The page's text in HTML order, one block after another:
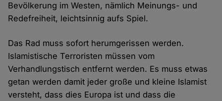
Bevölkerung im Westen, nämlich Meinungs- und
Redefreiheit, leichtsinnig aufs Spiel.
Das Rad muss sofort herumgerissen werden.
Islamistische Terroristen müssen vom
Verhandlungstisch entfernt werden. Es muss etwas
getan werden damit jeder große und kleine Islamist
versteht, dass dies Europa ist und dass die